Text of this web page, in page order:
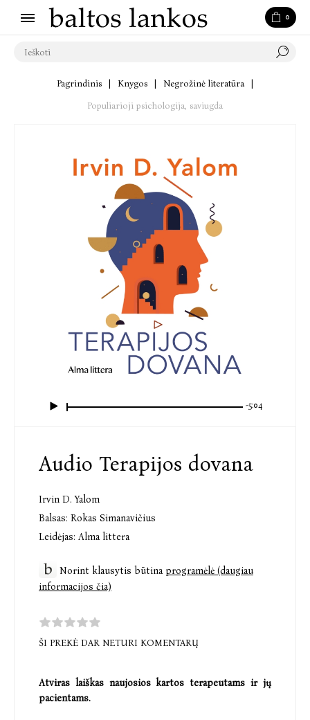
0
Pagrindinis Knygos Negrožinė literatūra
Populiarioji psichologija, saviugda
-5:04
Audio Terapijos dovana
Irvin D. Yalom
Balsas: Rokas Simanavičius
Leidėjas: Alma littera
Norint klausytis būtinaprogramėlė (daugiau
informacijos čia)
ŠI PREKĖ DAR NETURI KOMENTARŲ
Atviras laiškas naujosios kartos terapeutams ir jų
pacientams.